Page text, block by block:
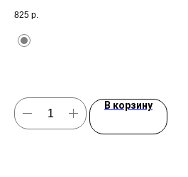
825 р.
В корзину